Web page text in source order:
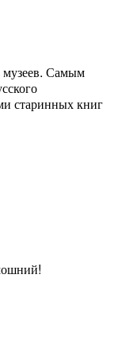
Самым
старинных книг